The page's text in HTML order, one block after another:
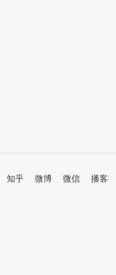
知乎 微博 微信 播客